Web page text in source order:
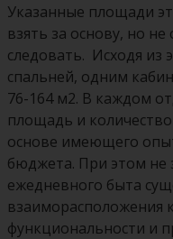
Указанные площади
взять за основу, но
следовать. Исходя из
спальней, одним
76-164 м2. В каждом
площадь и
основе имеющего
бюджета. При этом не
ежедневного быта
взаиморасположения
функциональности и